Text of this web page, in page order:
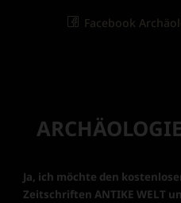
Facebook
Ja, ich möchte den
Zeitschriften ANTIKE WELT